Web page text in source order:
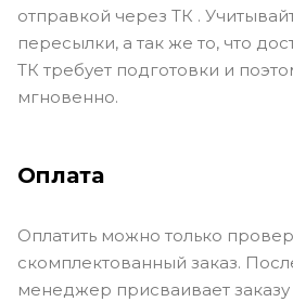
отправкой через ТК .
пересылки, а так же то, что
ТК требует подготовки и
мгновенно.
Оплата
Оплатить можно только
скомплектованный заказ.
менеджер присваивает заказу